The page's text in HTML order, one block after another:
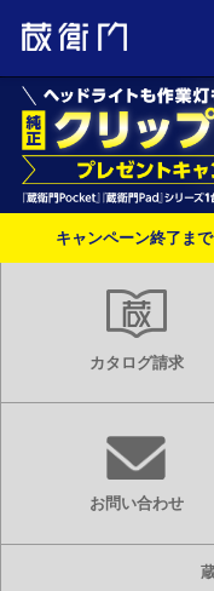
キャンペーン終了まで
カタログ請求
お問い合わせ